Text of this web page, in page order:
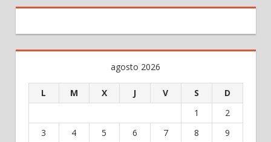
agosto 2026
L M X J V S D
1
2
3
4 5 6 7 8
9